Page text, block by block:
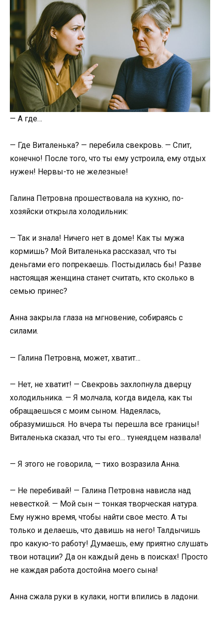
— А где…
— Где Виталенька? — перебила свекровь. — Спит,
конечно! После того, что ты ему устроила, ему отдых
нужен! Нервы-то не железные!
Галина Петровна прошествовала на кухню, по-
хозяйски открыла холодильник:
— Так и знала! Ничего нет в доме! Как ты мужа
кормишь? Мой Виталенька рассказал, что ты
деньгами его попрекаешь. Постыдилась бы! Разве
настоящая женщина станет считать, кто сколько в
семью принес?
Анна закрыла глаза на мгновение, собираясь с
силами.
— Галина Петровна, может, хватит…
— Нет, не хватит! — Свекровь захлопнула дверцу
холодильника. — Я молчала, когда видела, как ты
обращаешься с моим сыном. Надеялась,
образумишься. Но вчера ты перешла все границы!
Виталенька сказал, что ты его… тунеядцем назвала!
— Я этого не говорила, — тихо возразила Анна.
— Не перебивай! — Галина Петровна нависла над
невесткой. — Мой сын — тонкая творческая натура.
Ему нужно время, чтобы найти свое место. А ты
только и делаешь, что давишь на него! Талдычишь
про какую-то работу! Думаешь, ему приятно слушать
твои нотации? Да он каждый день в поисках! Просто
не каждая работа достойна моего сына!
Анна сжала руки в кулаки, ногти впились в ладони.